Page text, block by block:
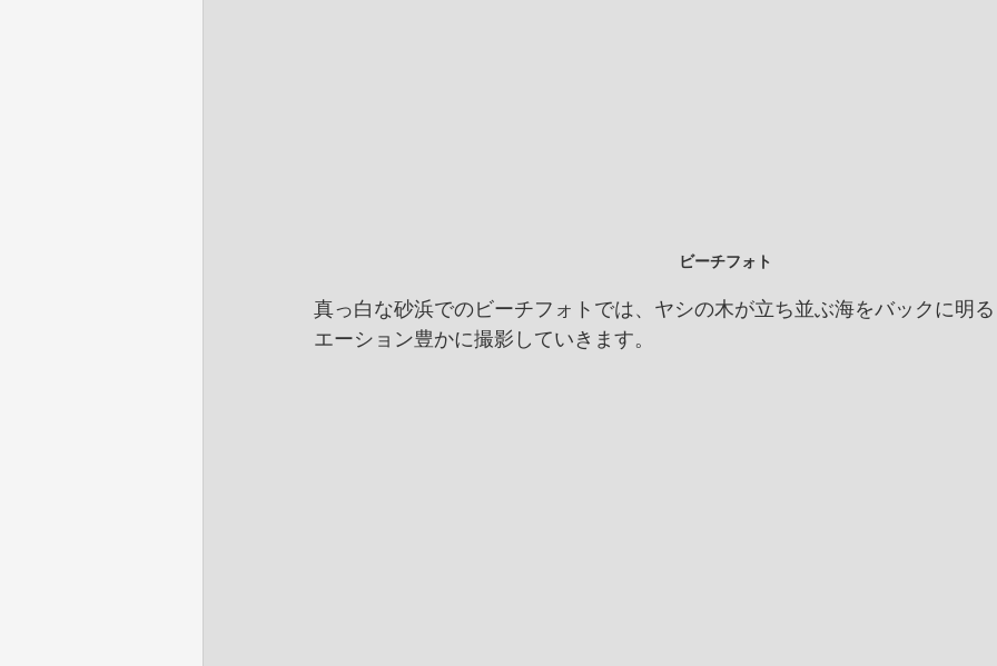
ビーチフォト
真っ白な砂浜でのビーチフォトでは、ヤシの木が立ち並ぶ海をバックに明
エーション豊かに撮影していきます。